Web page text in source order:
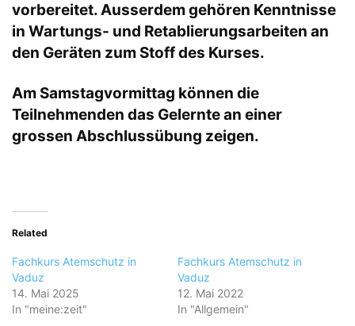
vorbereitet. Ausserdem gehören Kenntnisse
in Wartungs- und Retablierungsarbeiten an
den Geräten zum Stoff des Kurses.
Am Samstagvormittag können die
Teilnehmenden das Gelernte an einer
grossen Abschlussübung zeigen.
Related
Fachkurs Atemschutz in
Vaduz
14. Mai 2025
In "meine:zeit"
Fachkurs Atemschutz in
Vaduz
12. Mai 2022
In "Allgemein"